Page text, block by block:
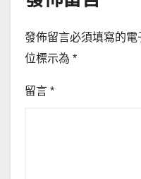
發佈留言必須填寫的電
位標示為 *
留言 *